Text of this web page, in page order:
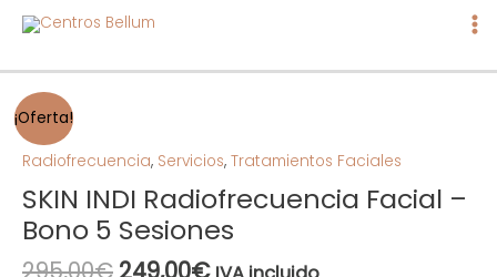
¡Oferta!
Radiofrecuencia, Servicios, Tratamientos Faciales
SKIN INDI Radiofrecuencia Facial –
Bono 5 Sesiones
original
era:
295,00€.
actual
es:
249,00€.
SKIN
INDI
Radiofrecuencia
-
Bono
5